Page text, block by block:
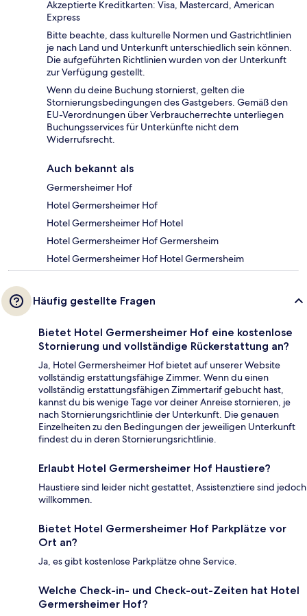
Akzeptierte Kreditkarten: Visa, Mastercard, American
Express
Bitte beachte, dass kulturelle Normen und Gastrichtlinien
je nach Land und Unterkunft unterschiedlich sein können.
Die aufgeführten Richtlinien wurden von der Unterkunft
zur Verfügung gestellt.
Wenn du deine Buchung stornierst, gelten die
Stornierungsbedingungen des Gastgebers. Gemäß den
EU-Verordnungen über Verbraucherrechte unterliegen
Buchungsservices für Unterkünfte nicht dem
Widerrufsrecht.
Auch bekannt als
Germersheimer Hof
Hotel Germersheimer Hof
Hotel Germersheimer Hof Hotel
Hotel Germersheimer Hof Germersheim
Hotel Germersheimer Hof Hotel Germersheim
Häufig gestellte Fragen
Bietet Hotel Germersheimer Hof eine kostenlose
Stornierung und vollständige Rückerstattung an?
Ja, Hotel Germersheimer Hof bietet auf unserer Website
vollständig erstattungsfähige Zimmer. Wenn du einen
vollständig erstattungsfähigen Zimmertarif gebucht hast,
kannst du bis wenige Tage vor deiner Anreise stornieren, je
nach Stornierungsrichtlinie der Unterkunft. Die genauen
Einzelheiten zu den Bedingungen der jeweiligen Unterkunft
findest du in deren Stornierungsrichtlinie.
Erlaubt Hotel Germersheimer Hof Haustiere?
Haustiere sind leider nicht gestattet, Assistenztiere sind jedoch
willkommen.
Bietet Hotel Germersheimer Hof Parkplätze vor
Ort an?
Ja, es gibt kostenlose Parkplätze ohne Service.
Welche Check-in- und Check-out-Zeiten hat Hotel
Germersheimer Hof?